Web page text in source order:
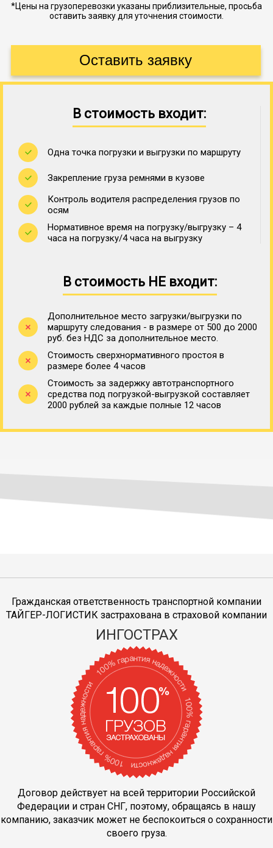
*Цены на грузоперевозки указаны приблизительные, просьба
оставить заявку для уточнения стоимости.
В стоимость входит:
Одна точка погрузки и выгрузки по маршруту
Закрепление груза ремнями в кузове
Контроль водителя распределения грузов по
осям
Нормативное время на погрузку/выгрузку – 4
часа на погрузку/4 часа на выгрузку
В стоимость НЕ входит:
Дополнительное место загрузки/выгрузки по
маршруту следования - в размере от 500 до 2000
руб. без НДС за дополнительное место.
Стоимость сверхнормативного простоя в
размере более 4 часов
Стоимость за задержку автотранспортного
средства под погрузкой-выгрузкой составляет
2000 рублей за каждые полные 12 часов
Гражданская ответственность транспортной компании
ТАЙГЕР-ЛОГИСТИК застрахована в страховой компании
ИНГОСТРАХ
Договор действует на всей территории Российской
Федерации и стран СНГ, поэтому, обращаясь в нашу
компанию, заказчик может не беспокоиться о сохранности
своего груза.